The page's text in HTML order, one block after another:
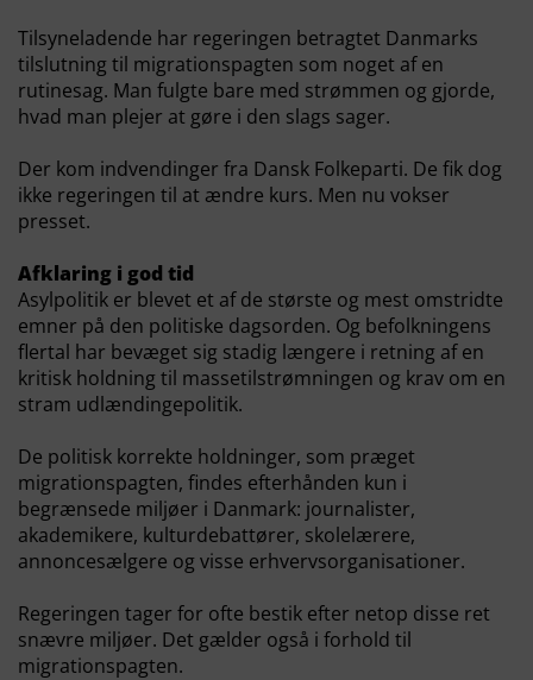
Tilsyneladende har regeringen betragtet Danmarks
tilslutning til migrationspagten som noget af en
rutinesag. Man fulgte bare med strømmen og gjorde,
hvad man plejer at gøre i den slags sager.
Der kom indvendinger fra Dansk Folkeparti. De fik dog
ikke regeringen til at ændre kurs. Men nu vokser
presset.
Afklaring i god tid
Asylpolitik er blevet et af de største og mest omstridte
emner på den politiske dagsorden. Og befolkningens
flertal har bevæget sig stadig længere i retning af en
kritisk holdning til massetilstrømningen og krav om en
stram udlændingepolitik.
De politisk korrekte holdninger, som præget
migrationspagten, findes efterhånden kun i
begrænsede miljøer i Danmark: journalister,
akademikere, kulturdebattører, skolelærere,
annoncesælgere og visse erhvervsorganisationer.
Regeringen tager for ofte bestik efter netop disse ret
snævre miljøer. Det gælder også i forhold til
migrationspagten.